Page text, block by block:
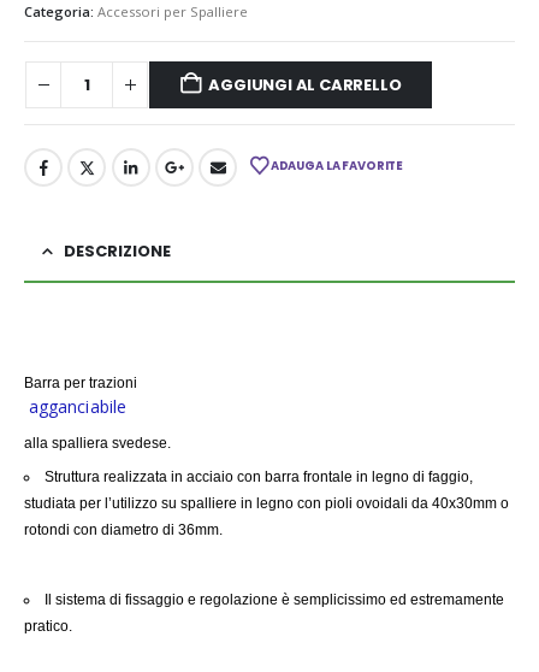
Categoria: Accessori per Spalliere
AGGIUNGI AL CARRELLO
ADAUGA LA FAVORITE
DESCRIZIONE
Barra per trazioni
agganciabile
alla spalliera svedese.
Struttura realizzata in acciaio con barra frontale in legno di faggio,
studiata per l’utilizzo su spalliere in legno con pioli ovoidali da 40x30mm o
rotondi con diametro di 36mm.
Il sistema di fissaggio e regolazione è semplicissimo ed estremamente
pratico.